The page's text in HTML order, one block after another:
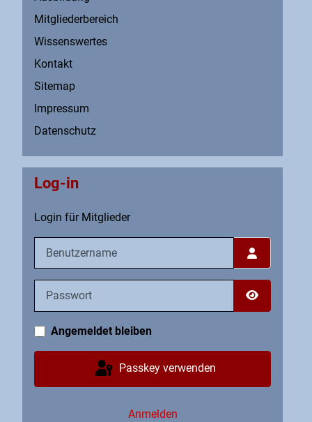
Mitgliederbereich
Wissenswertes
Kontakt
Sitemap
Impressum
Datenschutz
Log-in
Login für Mitglieder
Passwort
Angemeldet bleiben
Passkey verwenden
Anmelden